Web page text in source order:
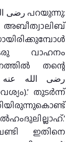
വാഹനം
തന്റെ
തുടര്‍ന്ന്
ഇതിനെ